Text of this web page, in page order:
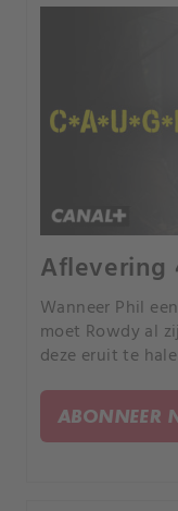
Aflevering
Wanneer Phil
moet Rowdy al
deze eruit te
ABONNEER